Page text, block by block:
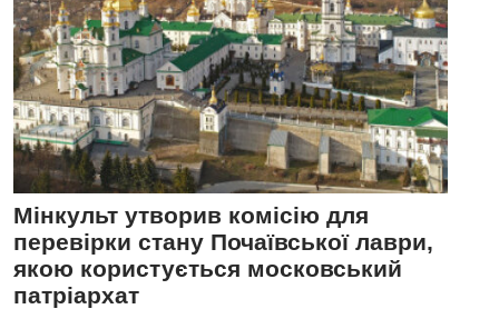
Мінкульт утворив комісію для
перевірки стану Почаївської лаври,
якою користується московський
патріархат